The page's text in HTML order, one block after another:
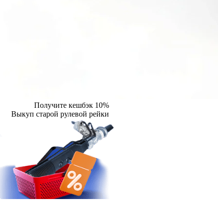
Получите кешбэк 10%
Выкуп старой рулевой рейки